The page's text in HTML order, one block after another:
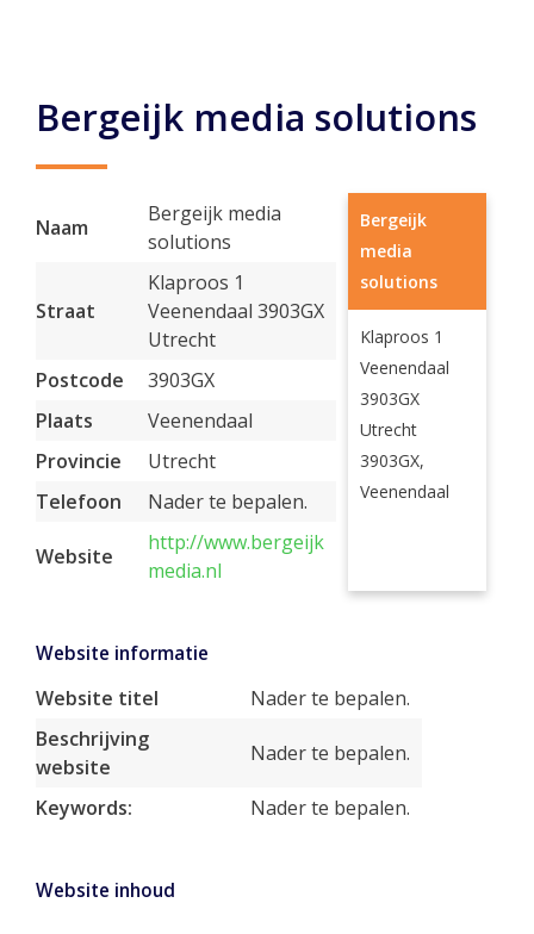
Bergeijk media solutions
Naam
Bergeijk media
solutions
Straat
Klaproos 1
Veenendaal 3903GX
Utrecht
Postcode
3903GX
Plaats
Veenendaal
Provincie
Utrecht
Telefoon
Nader te bepalen.
Website
http://www.bergeijk
media.nl
Bergeijk
media
solutions
Klaproos 1
Veenendaal
3903GX
Utrecht
3903GX,
Veenendaal
Website informatie
Website titel
Nader te bepalen.
Beschrijving
website
Nader te bepalen.
Keywords: Nader te bepalen.
Website inhoud